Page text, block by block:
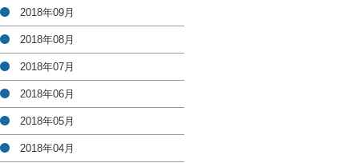
2018年09月
2018年08月
2018年07月
2018年06月
2018年05月
2018年04月